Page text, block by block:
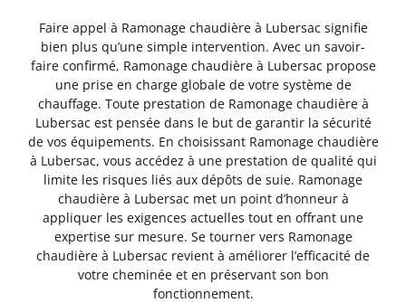
Faire appel à Ramonage chaudière à Lubersac signifie
bien plus qu’une simple intervention. Avec un savoir-
faire confirmé, Ramonage chaudière à Lubersac propose
une prise en charge globale de votre système de
chauffage. Toute prestation de Ramonage chaudière à
Lubersac est pensée dans le but de garantir la sécurité
de vos équipements. En choisissant Ramonage chaudière
à Lubersac, vous accédez à une prestation de qualité qui
limite les risques liés aux dépôts de suie. Ramonage
chaudière à Lubersac met un point d’honneur à
appliquer les exigences actuelles tout en offrant une
expertise sur mesure. Se tourner vers Ramonage
chaudière à Lubersac revient à améliorer l’efficacité de
votre cheminée et en préservant son bon
fonctionnement.